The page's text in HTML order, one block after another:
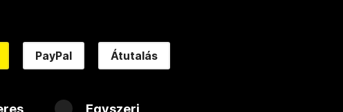
PayPal Átutalás
Egyszeri